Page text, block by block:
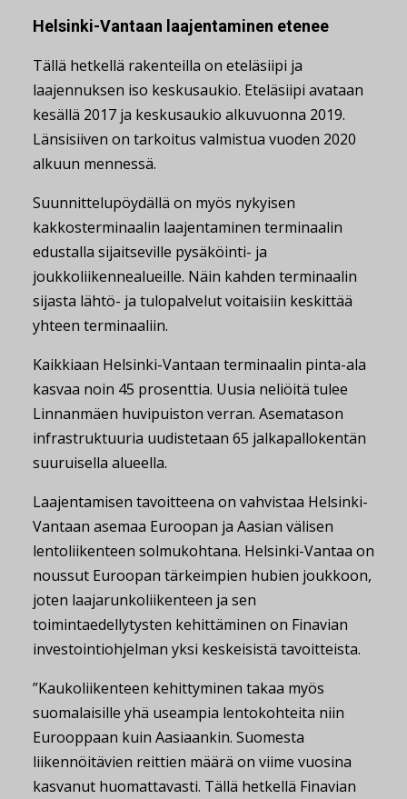
Helsinki-Vantaan laajentaminen etenee
Tällä hetkellä rakenteilla on eteläsiipi ja
laajennuksen iso keskusaukio. Eteläsiipi avataan
kesällä 2017 ja keskusaukio alkuvuonna 2019.
Länsisiiven on tarkoitus valmistua vuoden 2020
alkuun mennessä.
Suunnittelupöydällä on myös nykyisen
kakkosterminaalin laajentaminen terminaalin
edustalla sijaitseville pysäköinti- ja
joukkoliikennealueille. Näin kahden terminaalin
sijasta lähtö- ja tulopalvelut voitaisiin keskittää
yhteen terminaaliin.
Kaikkiaan Helsinki-Vantaan terminaalin pinta-ala
kasvaa noin 45 prosenttia. Uusia neliöitä tulee
Linnanmäen huvipuiston verran. Asematason
infrastruktuuria uudistetaan 65 jalkapallokentän
suuruisella alueella.
Laajentamisen tavoitteena on vahvistaa Helsinki-
Vantaan asemaa Euroopan ja Aasian välisen
lentoliikenteen solmukohtana. Helsinki-Vantaa on
noussut Euroopan tärkeimpien hubien joukkoon,
joten laajarunkoliikenteen ja sen
toimintaedellytysten kehittäminen on Finavian
investointiohjelman yksi keskeisistä tavoitteista.
”Kaukoliikenteen kehittyminen takaa myös
suomalaisille yhä useampia lentokohteita niin
Eurooppaan kuin Aasiaankin. Suomesta
liikennöitävien reittien määrä on viime vuosina
kasvanut huomattavasti. Tällä hetkellä Finavian